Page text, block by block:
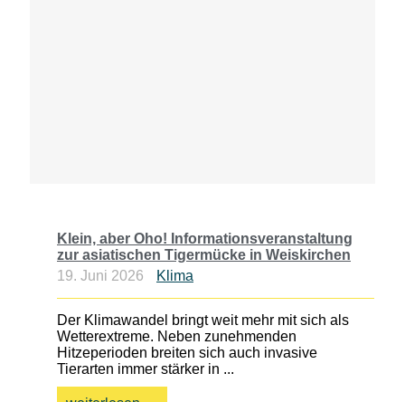
Klein, aber Oho! Informationsveranstaltung
zur asiatischen Tigermücke in Weiskirchen
19. Juni 2026
Klima
Der Klimawandel bringt weit mehr mit sich als
Wetterextreme. Neben zunehmenden
Hitzeperioden breiten sich auch invasive
Tierarten immer stärker in ...